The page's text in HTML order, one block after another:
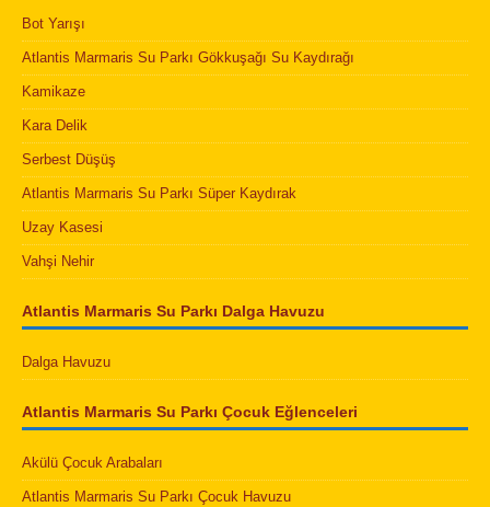
Bot Yarışı
Atlantis Marmaris Su Parkı Gökkuşağı Su Kaydırağı
Kamikaze
Kara Delik
Serbest Düşüş
Atlantis Marmaris Su Parkı Süper Kaydırak
Uzay Kasesi
Vahşi Nehir
Atlantis Marmaris Su Parkı Dalga Havuzu
Dalga Havuzu
Atlantis Marmaris Su Parkı Çocuk Eğlenceleri
Akülü Çocuk Arabaları
Atlantis Marmaris Su Parkı Çocuk Havuzu